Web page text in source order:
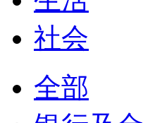
社会
全部